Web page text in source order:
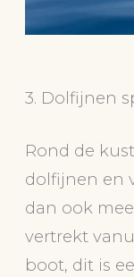
3. Dolfijnen
Rond de
dolfijnen en
dan ook
vertrekt
boot, dit is